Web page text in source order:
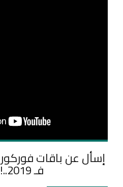
إسأل عن باقات
فـ 2019..! خصومات و 3 هدايا